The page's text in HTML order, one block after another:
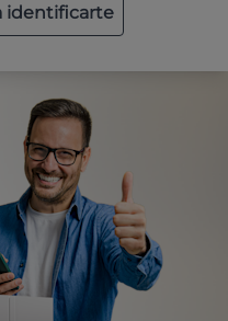
identificarte